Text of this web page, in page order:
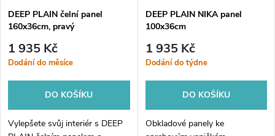
DEEP PLAIN čelní panel
160x36cm, pravý
1 935 Kč
Dodání do měsíce
DO KOŠÍKU
Vylepšete svůj interiér s DEEP
DEEP PLAIN NIKA panel
100x36cm
1 935 Kč
Dodání do týdne
DO KOŠÍKU
Obkladové panely ke